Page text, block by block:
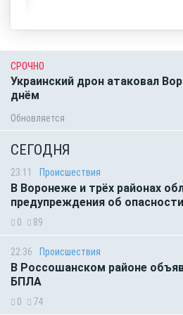
СРОЧНО
Украинский дрон атаковал
днём
Обновляется
СЕГОДНЯ
23:11 Происшествия
В Воронеже и трёх районах
предупреждения об
0 89
22:36 Происшествия
В Россошанском районе
БПЛА
0 74